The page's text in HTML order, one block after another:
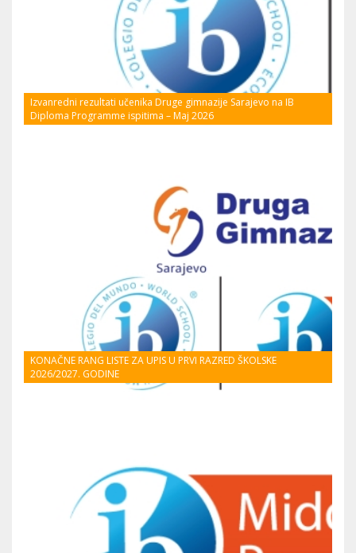
Izvanredni rezultati učenika Druge gimnazije Sarajevo na IB
Diploma Programme ispitima – Maj 2026
KONAČNE RANG LISTE ZA UPIS U PRVI RAZRED ŠKOLSKE
2026/2027. GODINE